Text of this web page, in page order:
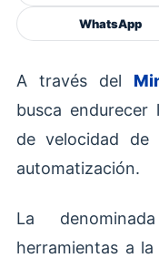
WhatsApp
A través del
busca
de velocidad
automatización.
La
herramientas a